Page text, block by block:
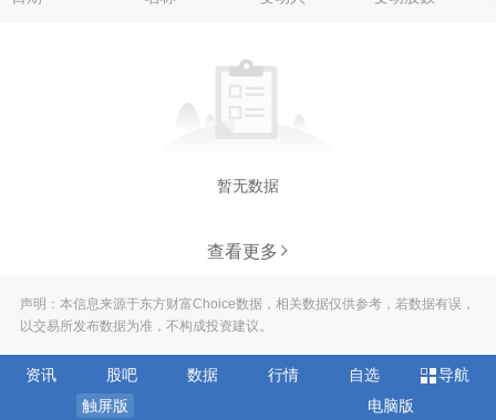
暂无数据
查看更多
声明：本信息来源于东方财富Choice数据，相关数据仅供参考，若数据有误，
以交易所发布数据为准，不构成投资建议。
资讯 股吧 数据 行情 自选
导航
触屏版
电脑版